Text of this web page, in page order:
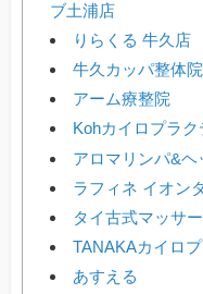
ブ土浦店
りらくる 牛久店
牛久カッパ整体院
アーム療整院
Kohカイロプラ
アロマリンパ&
ラフィネ イオン
タイ古式マッサ
TANAKAカイロ
あすえる